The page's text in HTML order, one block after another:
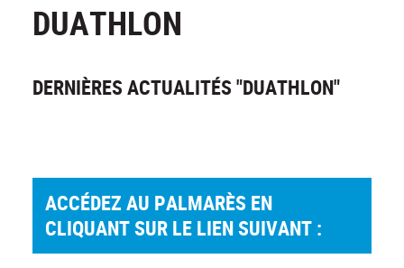
DUATHLON
DERNIÈRES ACTUALITÉS "DUATHLON"
ACCÉDEZ AU PALMARÈS EN
CLIQUANT SUR LE LIEN SUIVANT :